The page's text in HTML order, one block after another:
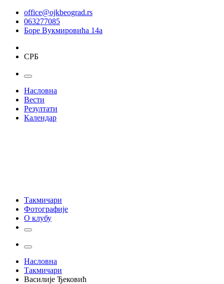
office@ojkbeograd.rs
063277085
Боре Вукмировића 14а
СРБ
Насловна
Вести
Резултати
Календар
Такмичари
Фотографије
О клубу
Насловна
Такмичари
Василије Ђековић